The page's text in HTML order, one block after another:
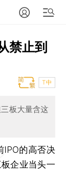
禁止到
T中
板大量含这
IPO的高否决
企业当头一